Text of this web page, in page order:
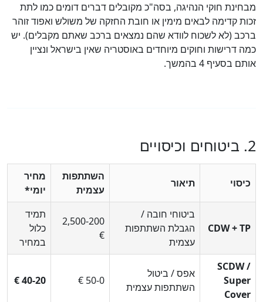
חוקי הנהיגה, בסה"כ מקובלים דברים דומים כמו לתת
קדימה לבאים מימין או חובת החזקה של משולש ואפוד זוהר
(לא לשכוח לוודא שהם נמצאים ברכב שאתם מקבלים). יש
דרישות וחוקים מיוחדים באוסטריה שאין בישראל ונציין
בסעיף 4 בהמשך.
תיאור
השתתפות
עצמית
מחיר
יומי*
CDW +
ביטוחי חובה /
הגבלת השתתפות
עצמית
200‑2,500
תמיד
כלול
במחיר
אפס / ביטול
השתתפות עצמית